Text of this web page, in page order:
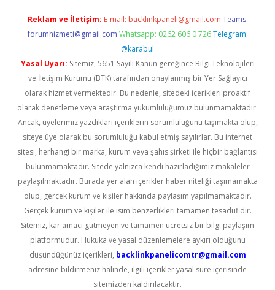
Reklam ve İletişim: E-mail: backlinkpaneli@gmail.com Teams:
forumhizmeti@gmail.com Whatsapp: 0262 606 0 726 Telegram:
@karabul
Yasal Uyarı: Sitemiz, 5651 Sayılı Kanun gereğince Bilgi Teknolojileri
ve İletişim Kurumu (BTK) tarafından onaylanmış bir Yer Sağlayıcı
olarak hizmet vermektedir. Bu nedenle, sitedeki içerikleri proaktif
olarak denetleme veya araştırma yükümlülüğümüz bulunmamaktadır.
Ancak, üyelerimiz yazdıkları içeriklerin sorumluluğunu taşımakta olup,
siteye üye olarak bu sorumluluğu kabul etmiş sayılırlar. Bu internet
sitesi, herhangi bir marka, kurum veya şahıs şirketi ile hiçbir bağlantısı
bulunmamaktadır. Sitede yalnızca kendi hazırladığımız makaleler
paylaşılmaktadır. Burada yer alan içerikler haber niteliği taşımamakta
olup, gerçek kurum ve kişiler hakkında paylaşım yapılmamaktadır.
Gerçek kurum ve kişiler ile isim benzerlikleri tamamen tesadüfidir.
Sitemiz, kar amacı gütmeyen ve tamamen ücretsiz bir bilgi paylaşım
platformudur. Hukuka ve yasal düzenlemelere aykırı olduğunu
düşündüğünüz içerikleri, backlinkpanelicomtr@gmail.com
adresine bildirmeniz halinde, ilgili içerikler yasal süre içerisinde
sitemizden kaldırılacaktır.